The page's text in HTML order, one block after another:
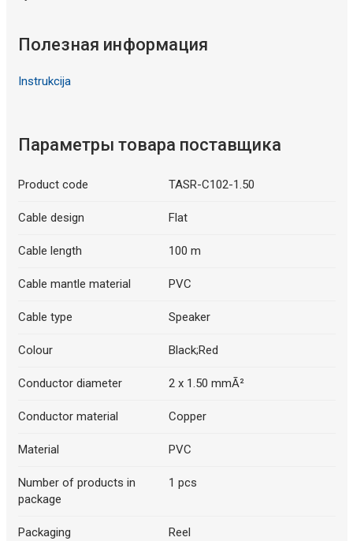
Полезная информация
Instrukcija
Параметры товара поставщика
Product code TASR-C102-1.50
Cable design Flat
Cable length 100 m
Cable mantle material PVC
Cable type Speaker
Colour Black;Red
Conductor diameter 2 x 1.50 mmĀ²
Conductor material Copper
Material PVC
Number of products in
package
1 pcs
Packaging Reel